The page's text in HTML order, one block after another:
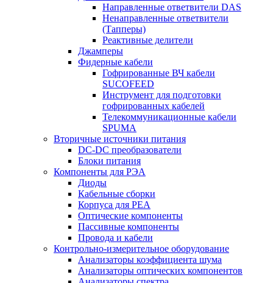
Направленные ответвители DAS
Ненаправленные ответвители
(Тапперы)
Реактивные делители
Джамперы
Фидерные кабели
Гофрированные ВЧ кабели
SUCOFEED
Инструмент для подготовки
гофрированных кабелей
Телекоммуникационные кабели
SPUMA
Вторичные источники питания
DC-DC преобразователи
Блоки питания
Компоненты для РЭА
Диоды
Кабельные сборки
Корпуса для РЕА
Оптические компоненты
Пассивные компоненты
Провода и кабели
Контрольно-измерительное оборудование
Анализаторы коэффициента шума
Анализаторы оптических компонентов